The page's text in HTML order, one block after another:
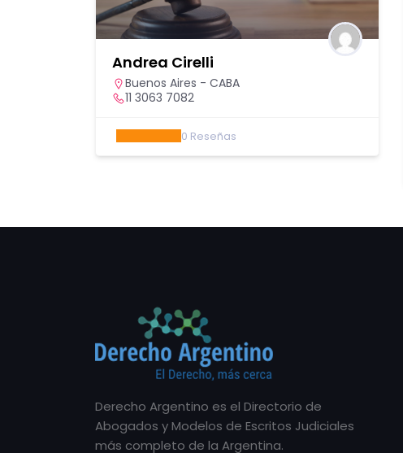
Andrea Cirelli
Buenos Aires - CABA
11 3063 7082
0 Reseñas
Derecho Argentino es el Directorio de
Abogados y Modelos de Escritos Judiciales
más completo de la Argentina.